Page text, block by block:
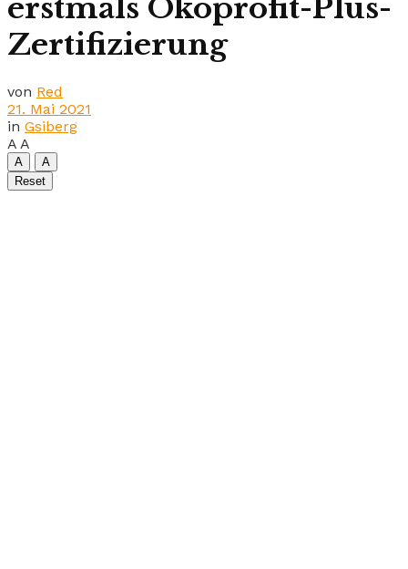
erstmals Ökoprofit-Plus-
Zertifizierung
von Red
21. Mai 2021
in Gsiberg
A A
A
A
Reset